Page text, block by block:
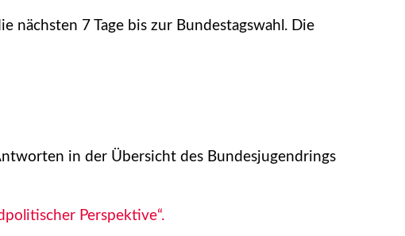
nächsten 7 Tage bis zur Bundestagswahl. Die
in der Übersicht des Bundesjugendrings
Perspektive“.